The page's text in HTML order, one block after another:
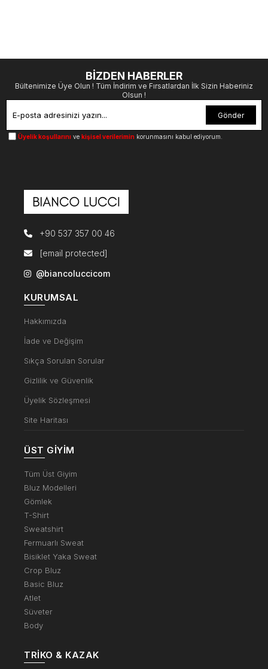
BİZDEN HABERLER
Bültenimize Üye Olun ! Tüm İndirim ve Fırsatlardan İlk Sizin Haberiniz
Olsun !
Gönder
Üyelik koşullarını ve kişisel verilerimin korunmasını kabul ediyorum.
+90 537 357 00 46
[email protected]
@biancoluccicom
KURUMSAL
Hakkımızda
İade ve Değişim
Sıkça Sorulan Sorular
Gizlilik ve Güvenlik
Üyelik Sözleşmesi
Site Haritası
ÜST GIYIM
Tüm Üst Giyim
Bluz Modelleri
Gömlek
T-Shirt
Sweatshirt
Fermuarlı Sweat
Bisiklet Yaka Sweat
Crop Bluz
Basic Bluz
Atlet
Süveter
Body
TRIKO & KAZAK